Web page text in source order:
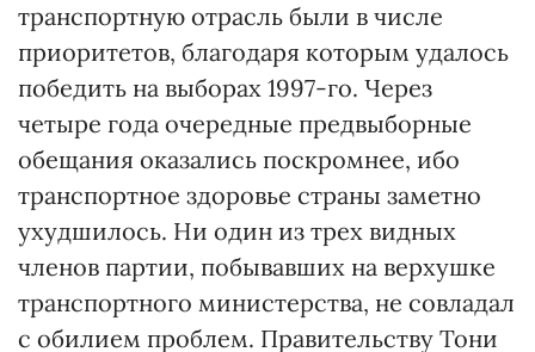
транспортную отрасль были в числе
приоритетов, благодаря которым удалось
победить на выборах 1997-го. Через
четыре года очередные предвыборные
обещания оказались поскромнее, ибо
транспортное здоровье страны заметно
ухудшилось. Ни один из трех видных
членов партии, побывавших на верхушке
транспортного министерства, не совладал
с обилием проблем. Правительству Тони